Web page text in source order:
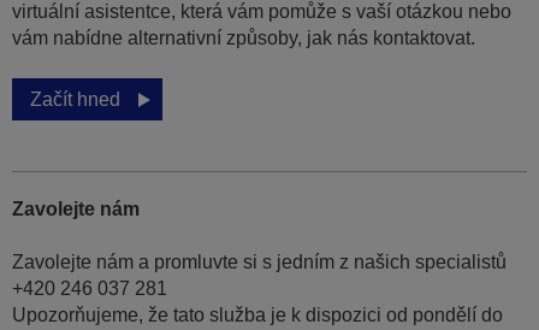
virtuální asistentce, která vám pomůže s vaší otázkou nebo
vám nabídne alternativní způsoby, jak nás kontaktovat.
Začít hned
Zavolejte nám
Zavolejte nám a promluvte si s jedním z našich specialistů
+420 246 037 281
Upozorňujeme, že tato služba je k dispozici od pondělí do